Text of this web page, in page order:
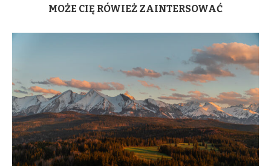
MOŻE CIĘ RÓWIEŻ ZAINTERSOWAĆ